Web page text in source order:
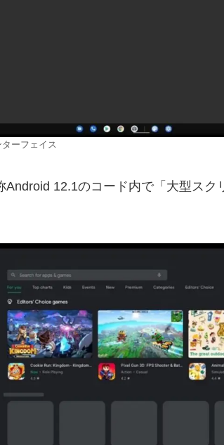
ーフェイス
12.1のコード内で「大型スク